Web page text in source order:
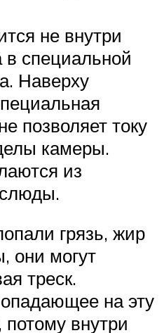
не внутри
в специальной
Наверху
позволяет току
камеры.
из
грязь, жир
они могут
треск.
на эту
потому внутри